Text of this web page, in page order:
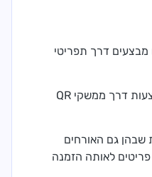
מבצעים דרך תפריטי
הזמנות טייק-אווי שמתבצעות דרך ממשקי QR
שבהן גם האורחים
פריטים לאותה הזמנה